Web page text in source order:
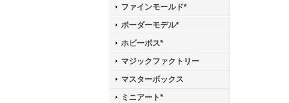
ファインモールド*
ボーダーモデル*
ホビーボス*
マジックファクトリー
マスターボックス
ミニアート*